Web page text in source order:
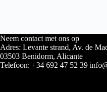
Neem contact met ons op
Adres: Levante strand, Av. de
03503 Benidorm, Alicante
Telefoon: +34 692 47 52 39